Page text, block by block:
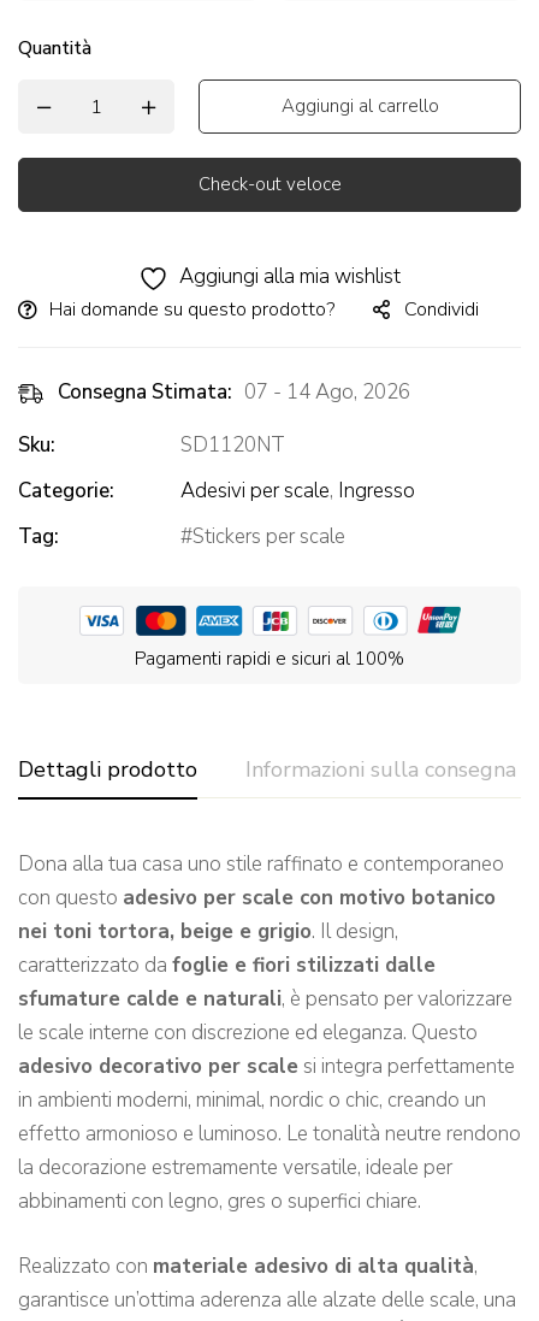
Quantità
Aggiungi al carrello
Check-out veloce
Aggiungi alla mia wishlist
Hai domande su questo prodotto? Condividi
Consegna Stimata: 07 - 14 Ago, 2026
Sku:
SD1120NT
Categorie:
Adesivi per scale, Ingresso
Tag:
Stickers per scale
Pagamenti rapidi e sicuri al 100%
Dettagli prodotto Informazioni sulla consegna
Dona alla tua casa uno stile raffinato e contemporaneo
con questo adesivo per scale con motivo botanico
nei toni tortora, beige e grigio. Il design,
caratterizzato da foglie e fiori stilizzati dalle
sfumature calde e naturali, è pensato per valorizzare
le scale interne con discrezione ed eleganza. Questo
adesivo decorativo per scale si integra perfettamente
in ambienti moderni, minimal, nordic o chic, creando un
effetto armonioso e luminoso. Le tonalità neutre rendono
la decorazione estremamente versatile, ideale per
abbinamenti con legno, gres o superfici chiare.
Realizzato con materiale adesivo di alta qualità,
garantisce un’ottima aderenza alle alzate delle scale, una